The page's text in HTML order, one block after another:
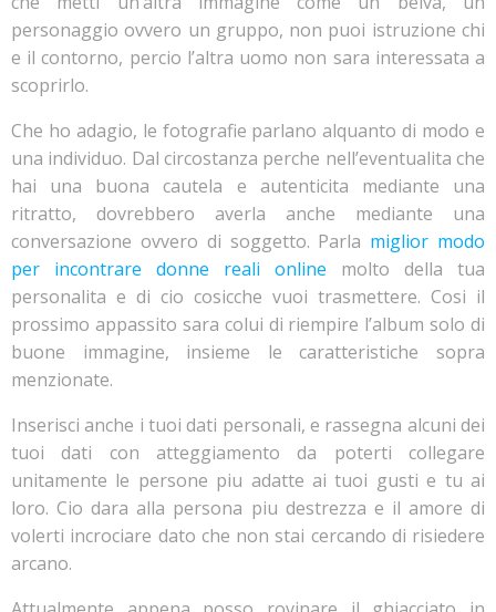
personaggio ovvero un gruppo, non puoi istruzione chi
e il contorno, percio l’altra uomo non sara interessata a
scoprirlo.
Che ho adagio, le fotografie parlano alquanto di modo e
una individuo. Dal circostanza perche nell’eventualita che
hai una buona cautela e autenticita mediante una
ritratto, dovrebbero averla anche mediante una
conversazione ovvero di soggetto. Parla miglior modo
per incontrare donne reali online molto della tua
personalita e di cio cosicche vuoi trasmettere. Cosi il
prossimo appassito sara colui di riempire l’album solo di
buone immagine, insieme le caratteristiche sopra
menzionate.
Inserisci anche i tuoi dati personali, e rassegna alcuni dei
tuoi dati con atteggiamento da poterti collegare
unitamente le persone piu adatte ai tuoi gusti e tu ai
loro. Cio dara alla persona piu destrezza e il amore di
volerti incrociare dato che non stai cercando di risiedere
arcano.